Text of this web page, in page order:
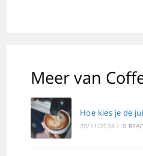
Meer van
Hoe kies je de
20/11/2024 / 0